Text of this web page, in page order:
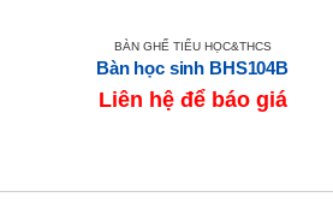
BÀN GHẾ TIỂU HỌC&THCS
Bàn học sinh BHS104B
Liên hệ để báo giá